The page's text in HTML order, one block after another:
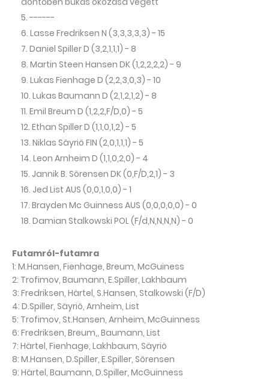
------
Lasse Fredriksen N (3,3,3,3,3) - 15
Daniel Spiller D (3,2,1,1,1) - 8
Martin Steen Hansen DK (1,2,2,2,2) - 9
Lukas Fienhage D (2,2,3,0,3) - 10
Lukas Baumann D (2,1,2,1,2) - 8
Emil Breum D (1,2,2,F/D,0) - 5
Ethan Spiller D (1,1,0,1,2) - 5
Niklas Säyriö FIN (2,0,1,1,1) - 5
Leon Arnheim D (1,1,0,2,0) - 4
Jannik B. Sörensen DK (0,F/D,2,1) - 3
Jed List AUS (0,0,1,0,0) - 1
Brayden Mc Guinness AUS (0,0,0,0,0) - 0
Damian Stalkowski POL (F/d,N,N,N,N) - 0
Futamról-futamra
1: M.Hansen, Fienhage, Breum, McGuiness
2: Trofimov, Baumann, E.Spiller, Lakhbaum
3: Fredriksen, Härtel, S.Hansen, Stalkowski (F/D)
4: D.Spiller, Säyriö, Arnheim, List
5: Trofimov, St.Hansen, Arnheim, McGuinness
6: Fredriksen, Breum,, Baumann, List
7: Härtel, Fienhage, Lakhbaum, Säyriö
8: M.Hansen, D.Spiller, E.Spiller, Sörensen
9: Härtel, Baumann, D.Spiller, McGuinness